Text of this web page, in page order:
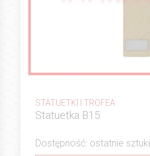
STATUETKI I TROFEA
Statuetka B15
Dostępność: ostatnie sztuki